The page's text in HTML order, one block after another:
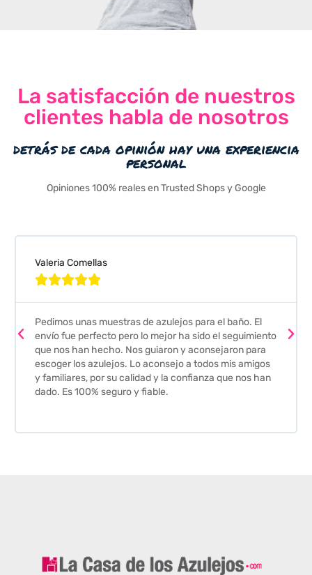
La satisfacción de nuestros
clientes habla de nosotros
detrás de cada opinión hay una experiencia
personal
Opiniones 100% reales en Trusted Shops y Google
Valeria Comellas

Pedimos unas muestras de azulejos para el baño. El
envío fue perfecto pero lo mejor ha sido el seguimiento
que nos han hecho. Nos guiaron y aconsejaron para
escoger los azulejos. Lo aconsejo a todos mis amigos
y familiares, por su calidad y la confianza que nos han
dado. Es 100% seguro y fiable.